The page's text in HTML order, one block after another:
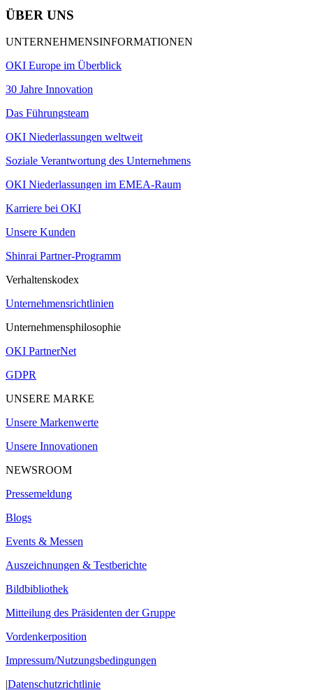
ÜBER UNS
UNTERNEHMENSINFORMATIONEN
OKI Europe im Überblick
30 Jahre Innovation
Das Führungsteam
OKI Niederlassungen weltweit
Soziale Verantwortung des Unternehmens
OKI Niederlassungen im EMEA-Raum
Karriere bei OKI
Unsere Kunden
Shinrai Partner-Programm
Verhaltenskodex
Unternehmensrichtlinien
Unternehmensphilosophie
OKI PartnerNet
GDPR
UNSERE MARKE
Unsere Markenwerte
Unsere Innovationen
NEWSROOM
Pressemeldung
Blogs
Events & Messen
Auszeichnungen & Testberichte
Bildbibliothek
Mitteilung des Präsidenten der Gruppe
Vordenkerposition
Impressum/Nutzungsbedingungen
|Datenschutzrichtlinie